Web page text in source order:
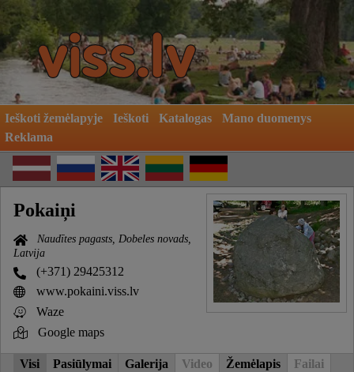
Ieškoti žemėlapyje Ieškoti Katalogas
Mano duomenys
Reklama
Pokaiņi
Naudītes pagasts, Dobeles novads,
Latvija
(+371) 29425312
www.pokaini.viss.lv
Waze
Google maps
Visi Pasiūlymai Galerija Video Žemėlapis
Failai